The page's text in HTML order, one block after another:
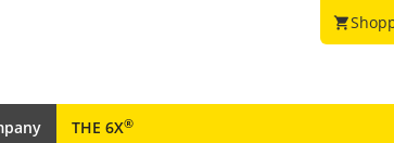
shopping_cart
THE 6X®